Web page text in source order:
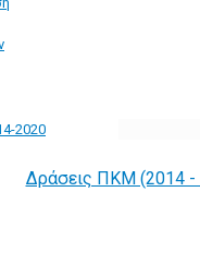
2020
Δράσεις ΠΚΜ (2014 -